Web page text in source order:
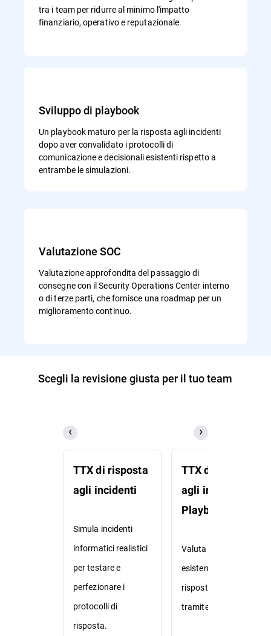
tra i team per ridurre al minimo l'impatto
finanziario, operativo e reputazionale.
Sviluppo di playbook
Un playbook maturo per la risposta agli incidenti
dopo aver convalidato i protocolli di
comunicazione e decisionali esistenti rispetto a
entrambe le simulazioni.
Valutazione SOC
Valutazione approfondita del passaggio di
consegne con il Security Operations Center interno
o di terze parti, che fornisce una roadmap per un
miglioramento continuo.
Scegli la revisione giusta per il tuo team
TTX di risposta
agli incidenti
Simula incidenti
informatici realistici
per testare e
perfezionare i
protocolli di
risposta.
TTX di risposta
agli incidenti +
Playbook
Valuta i playbook
esistenti per la
risposta agli incidenti
tramite TTX.